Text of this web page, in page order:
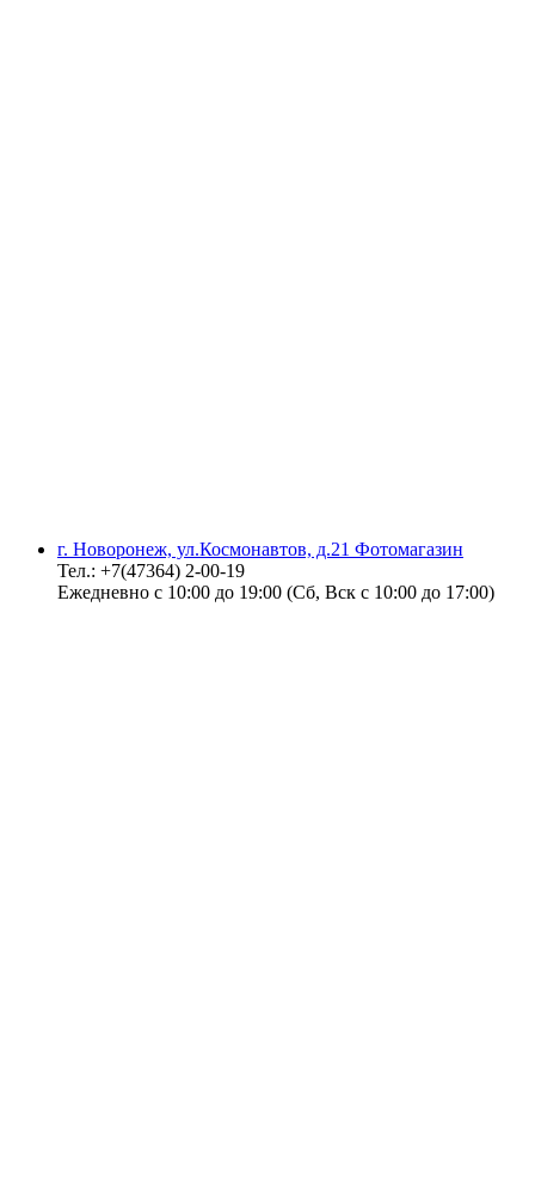
г. Новоронеж, ул.Космонавтов, д.21 Фотомагазин
Тел.: +7(47364) 2-00-19
Ежедневно с 10:00 до 19:00 (Сб, Вск с 10:00 до 17:00)